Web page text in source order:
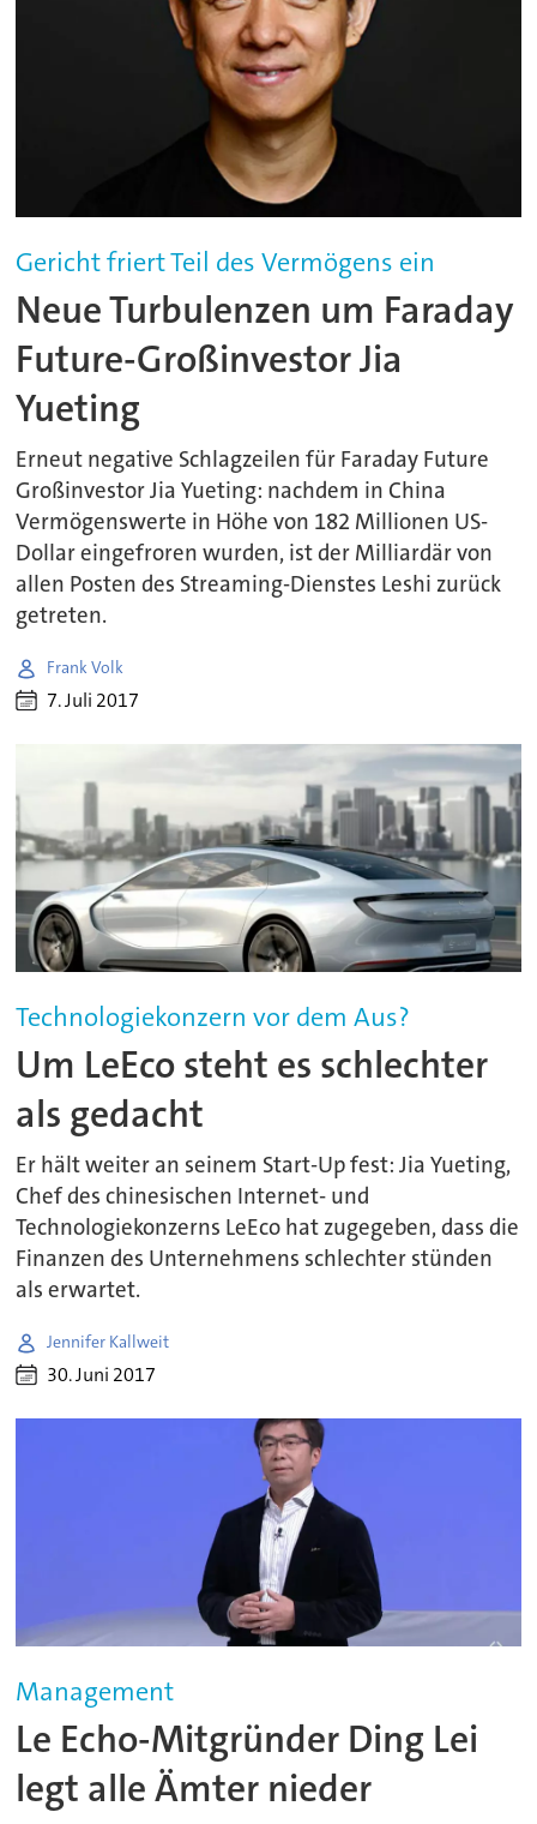
Gericht friert Teil des Vermögens ein
Neue Turbulenzen um Faraday
Future-Großinvestor Jia
Yueting
Erneut negative Schlagzeilen für Faraday Future
Großinvestor Jia Yueting: nachdem in China
Vermögenswerte in Höhe von 182 Millionen US-
Dollar eingefroren wurden, ist der Milliardär von
allen Posten des Streaming-Dienstes Leshi zurück
getreten.
Frank Volk
7. Juli 2017
Technologiekonzern vor dem Aus?
Um LeEco steht es schlechter
als gedacht
Er hält weiter an seinem Start-Up fest: Jia Yueting,
Chef des chinesischen Internet- und
Technologiekonzerns LeEco hat zugegeben, dass die
Finanzen des Unternehmens schlechter stünden
als erwartet.
Jennifer Kallweit
30. Juni 2017
Management
Le Echo-Mitgründer Ding Lei
legt alle Ämter nieder